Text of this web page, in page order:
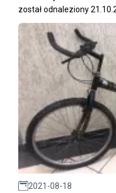
został odnaleziony
2021-08-18